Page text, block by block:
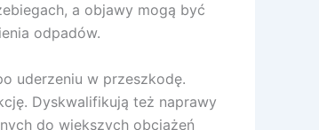
a objawy mogą być
odpadów.
uderzeniu w przeszkodę.
Dyskwalifikują też naprawy
do większych obciążeń